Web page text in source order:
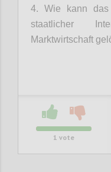
4. Wie kann das
staatlicher
Marktwirtschaft
1 vote